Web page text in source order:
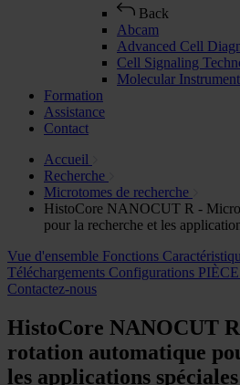
Back
Abcam
Advanced Cell
Cell Signaling
Molecular
Formation
Assistance
Contact
Accueil
Recherche
Microtomes de recherche
HistoCore NANOCUT R -
pour la recherche et les
Vue d'ensemble Fonctions
Téléchargements Configurations
Contactez-nous
HistoCore NANOCUT
rotation automatique
les applications spéciales